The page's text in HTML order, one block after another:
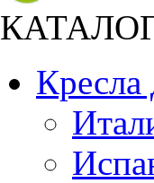
Кресла